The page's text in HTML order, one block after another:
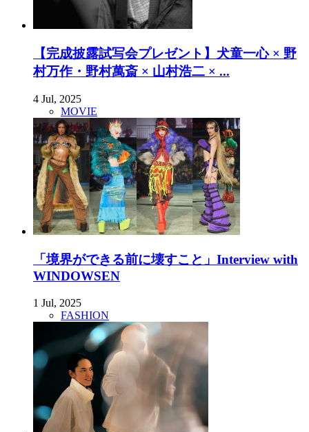
【完成披露試写会プレゼント】犬童一心 × 野
村万作・野村萬斎 × 山村浩二 × ...
4 Jul, 2025
MOVIE
「境界ができる前に壊すこと」Interview with
WINDOWSEN
1 Jul, 2025
FASHION